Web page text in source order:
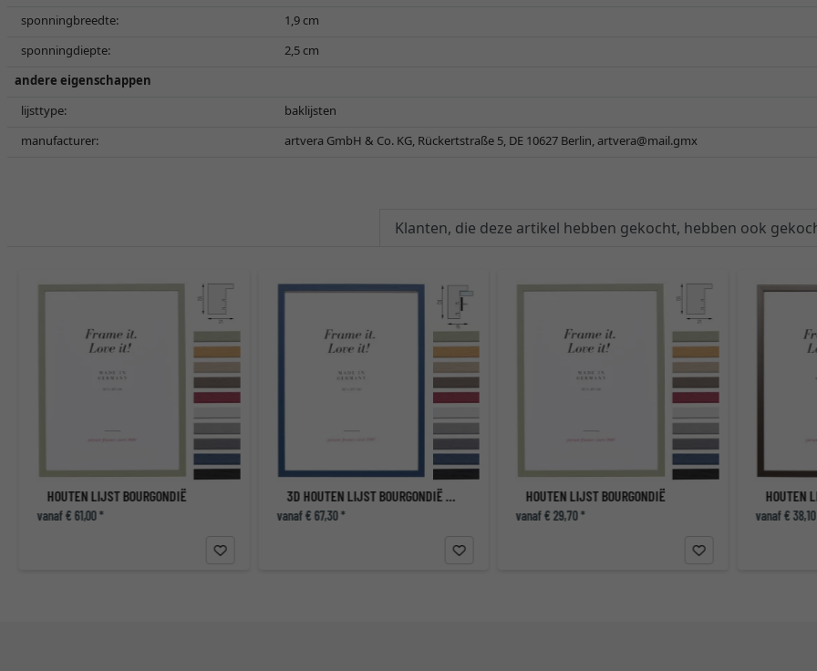
sponningbreedte:
1,9 cm
sponningdiepte:
2,5 cm
andere eigenschappen
lijsttype:
baklijsten
manufacturer:
artvera GmbH & Co. KG, Rückertstraße 5, DE 10627 Berlin,artvera@mail.gmx
Klanten, die deze artikel hebben gekocht, hebben ook
HOUTEN LIJST BOURGONDIË
vanaf € 61,00 * vanaf € 67,30 *
HOUTEN LIJST BOURGONDIË
vanaf € 29,70 *
HOUTEN
vanaf €